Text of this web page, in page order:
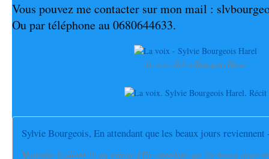
Vous pouvez me contacter sur mon mail :
Ou par téléphone au 0680644633.
La voix - Sylvie Bourgeois Harel
Sylvie Bourgeois, En attendant que les beaux jours
Manoëlle Gaillard lit un extrait d'En attendant que les beaux jours